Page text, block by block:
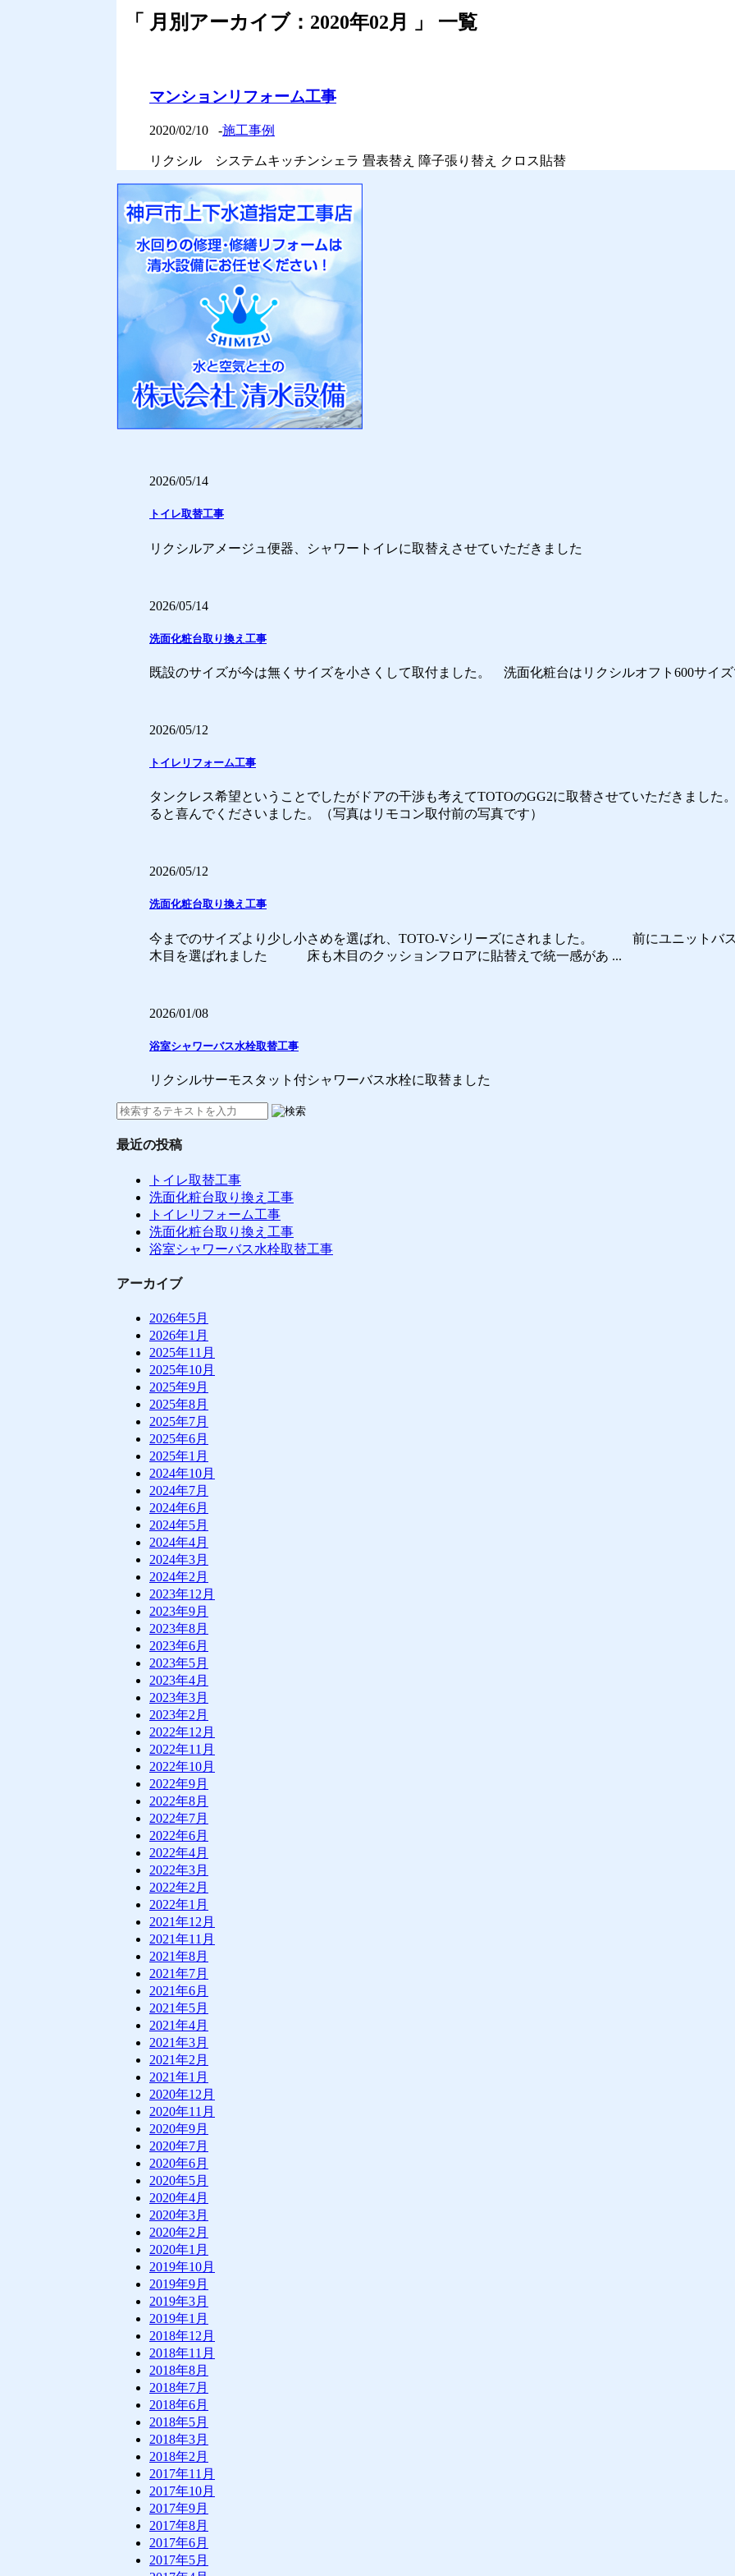
「 月別アーカイブ：2020年02月 」 一覧
マンションリフォーム工事
2020/02/10 -施工事例
リクシル システムキッチンシェラ 畳表替え 障子張り替え クロス貼替
2026/05/14
トイレ取替工事
リクシルアメージュ便器、シャワートイレに取替えさせていただきました
2026/05/14
洗面化粧台取り換え工事
既設のサイズが今は無くサイズを小さくして取付ました。 洗面化粧台はリクシルオフト600サイ
2026/05/12
トイレリフォーム工事
タンクレス希望ということでしたがドアの干渉も考えてTOTOのGG2に取替させていただきました
ると喜んでくださいました。（写真はリモコン取付前の写真です）
2026/05/12
洗面化粧台取り換え工事
今までのサイズより少し小さめを選ばれ、TOTO-Vシリーズにされました。 前にユニットバス
木目を選ばれました 床も木目のクッションフロアに貼替えで統一感があ ...
2026/01/08
浴室シャワーバス水栓取替工事
リクシルサーモスタット付シャワーバス水栓に取替ました
最近の投稿
トイレ取替工事
洗面化粧台取り換え工事
トイレリフォーム工事
洗面化粧台取り換え工事
浴室シャワーバス水栓取替工事
アーカイブ
2026年5月
2026年1月
2025年11月
2025年10月
2025年9月
2025年8月
2025年7月
2025年6月
2025年1月
2024年10月
2024年7月
2024年6月
2024年5月
2024年4月
2024年3月
2024年2月
2023年12月
2023年9月
2023年8月
2023年6月
2023年5月
2023年4月
2023年3月
2023年2月
2022年12月
2022年11月
2022年10月
2022年9月
2022年8月
2022年7月
2022年6月
2022年4月
2022年3月
2022年2月
2022年1月
2021年12月
2021年11月
2021年8月
2021年7月
2021年6月
2021年5月
2021年4月
2021年3月
2021年2月
2021年1月
2020年12月
2020年11月
2020年9月
2020年7月
2020年6月
2020年5月
2020年4月
2020年3月
2020年2月
2020年1月
2019年10月
2019年9月
2019年3月
2019年1月
2018年12月
2018年11月
2018年8月
2018年7月
2018年6月
2018年5月
2018年3月
2018年2月
2017年11月
2017年10月
2017年9月
2017年8月
2017年6月
2017年5月